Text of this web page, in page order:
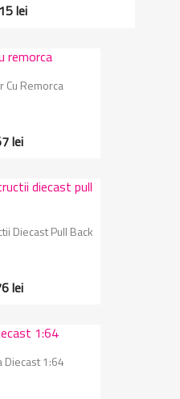
lei
Cu Remorca
lei
Diecast Pull Back
lei
Diecast 1:64